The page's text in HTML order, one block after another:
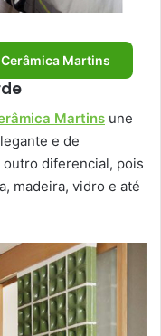
Martins
Martins une
e de
outro diferencial, pois
madeira, vidro e até